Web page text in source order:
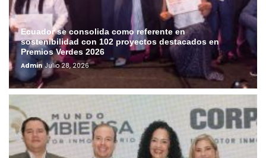
Ecuador se consolida como referente en
sostenibilidad con 102 proyectos destacados en
Premios Verdes 2026
Admin Julio 28, 2026